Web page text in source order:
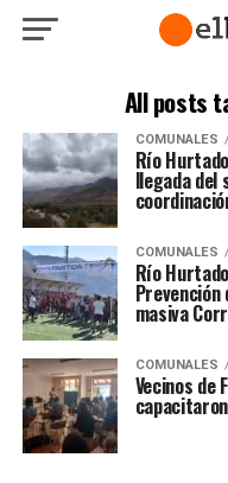
All posts
COMUNALES
Río
llegada
COMUNALES
Río
Prevención
masiva
COMUNALES
Vecinos de